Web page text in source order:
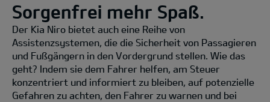
Sorgenfrei mehr Spaß.
Der Kia Niro bietet auch eine Reihe von
Assistenzsystemen, die die Sicherheit von Passagieren
und Fußgängern in den Vordergrund stellen. Wie das
geht? Indem sie dem Fahrer helfen, am Steuer
konzentriert und informiert zu bleiben, auf potenzielle
Gefahren zu achten, den Fahrer zu warnen und bei